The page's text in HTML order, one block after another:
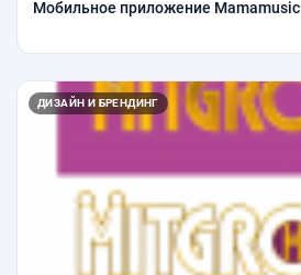
Мобильное приложение Mamamusic
ДИЗАЙН И БРЕНДИНГ